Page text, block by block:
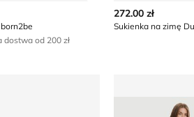
dostwa od 200 zł
272.00 zł
Sukienka na zimę